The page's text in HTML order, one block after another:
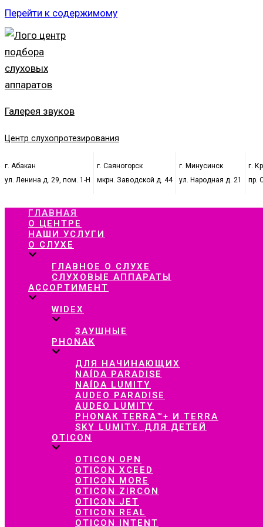
Перейти к содержимому
Галерея звуков
Центр слухопротезирования
г. Абакан
ул. Ленина д. 29, пом. 1-Н
г. Саяногорск
мкрн. Заводской д. 44
г. Минусинск
ул. Народная д. 21
г.
пр.
ГЛАВНАЯ
О ЦЕНТРЕ
НАШИ УСЛУГИ
О СЛУХЕ
ГЛАВНОЕ О СЛУХЕ
СЛУХОВЫЕ АППАРАТЫ
АССОРТИМЕНТ
WIDEX
ЗАУШНЫЕ
PHONAK
ДЛЯ НАЧИНАЮЩИХ
NAÍDA PARADISE
NAÍDA LUMITY
AUDEO PARADISE
AUDEO LUMITY
PHONAK TERRA™+ И TERRA
SKY LUMITY. ДЛЯ ДЕТЕЙ
OTICON
OTICON OPN
OTICON XCEED
OTICON MORE
OTICON ZIRCON
OTICON JET
OTICON REAL
OTICON INTENT